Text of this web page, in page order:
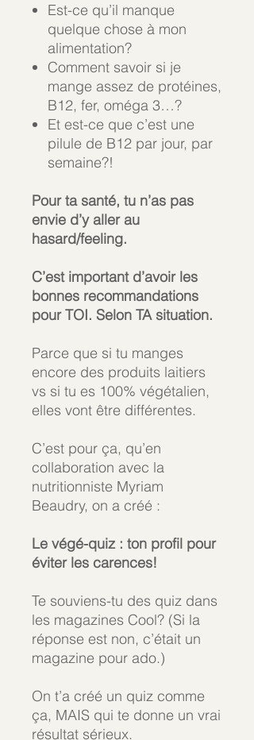
Est-ce qu’il manque
quelque chose à mon
alimentation?
Comment savoir si je
mange assez de protéines,
B12, fer, oméga 3…?
Et est-ce que c’est une
pilule de B12 par jour, par
semaine?!
Pour ta santé, tu n’as pas
envie d’y aller au
hasard/feeling.
C’est important d’avoir les
bonnes recommandations
pour TOI. Selon TA situation.
Parce que si tu manges
encore des produits laitiers
vs si tu es 100% végétalien,
elles vont être différentes.
C’est pour ça, qu’en
collaboration avec la
nutritionniste Myriam
Beaudry, on a créé :
Le végé-quiz : ton profil pour
éviter les carences!
Te souviens-tu des quiz dans
les magazines Cool? (Si la
réponse est non, c’était un
magazine pour ado.)
On t’a créé un quiz comme
ça, MAIS qui te donne un vrai
résultat sérieux.